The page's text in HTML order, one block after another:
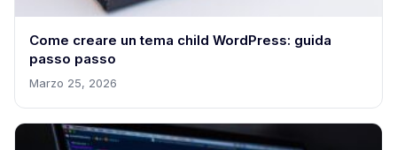
Come creare un tema child WordPress: guida
passo passo
Marzo 25, 2026